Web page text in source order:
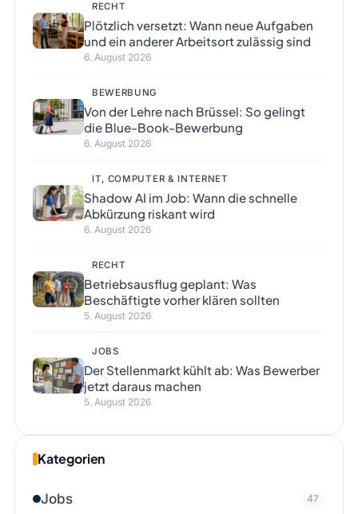
RECHT
Plötzlich versetzt: Wann neue Aufgaben
und ein anderer Arbeitsort zulässig sind
6. August 2026
BEWERBUNG
Von der Lehre nach Brüssel: So gelingt
die Blue-Book-Bewerbung
6. August 2026
IT, COMPUTER & INTERNET
Shadow AI im Job: Wann die schnelle
Abkürzung riskant wird
6. August 2026
RECHT
Betriebsausflug geplant: Was
Beschäftigte vorher klären sollten
5. August 2026
JOBS
Der Stellenmarkt kühlt ab: Was Bewerber
jetzt daraus machen
5. August 2026
Kategorien
Jobs 47